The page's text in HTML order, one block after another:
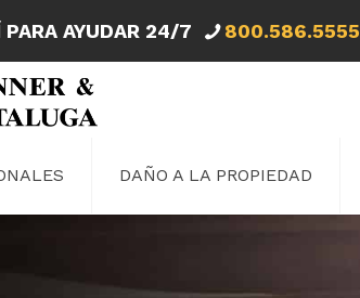
AYUDAR 24/7 800.586.5555
DAÑO A LA PROPIEDAD